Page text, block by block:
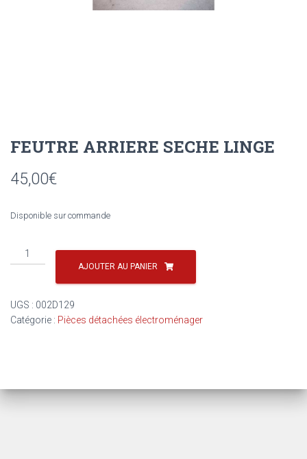
FEUTRE ARRIERE SECHE LINGE
45,00€
Disponible sur commande
quantité
de
SECHE
LINGE
AJOUTER AU PANIER
UGS : 002D129
Catégorie : Pièces détachées électroménager